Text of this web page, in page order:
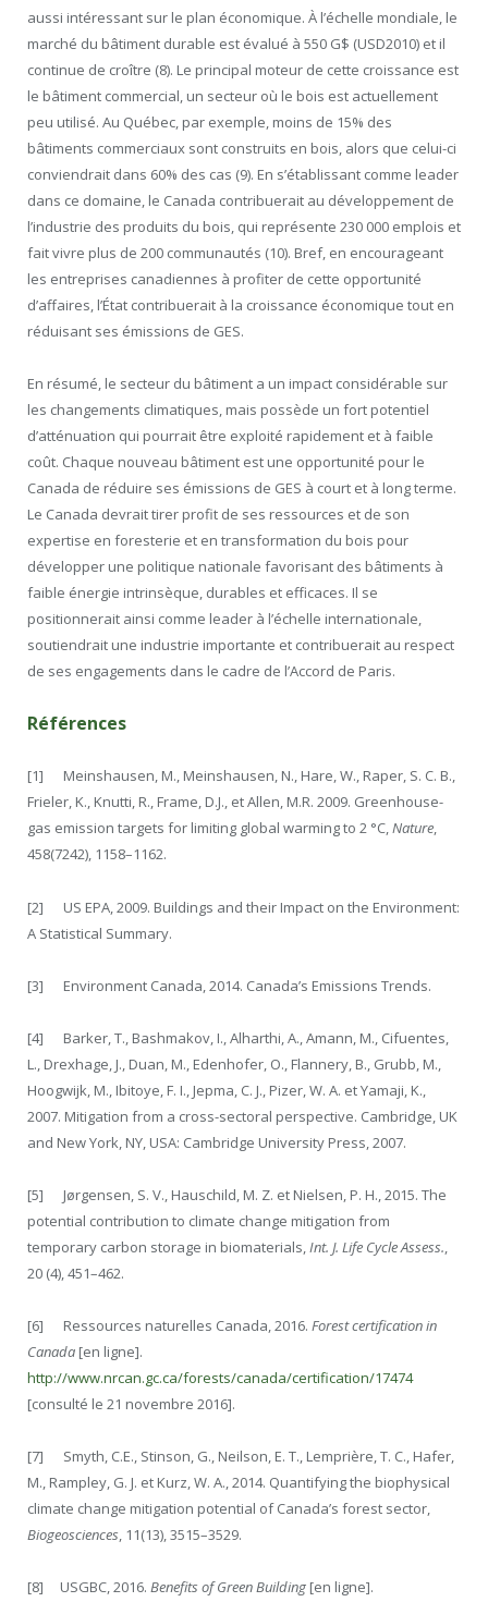
aussi intéressant sur le plan économique. À l’échelle mondiale, le
marché du bâtiment durable est évalué à 550 G$ (USD2010) et il
continue de croître (8). Le principal moteur de cette croissance est
le bâtiment commercial, un secteur où le bois est actuellement
peu utilisé. Au Québec, par exemple, moins de 15% des
bâtiments commerciaux sont construits en bois, alors que celui-ci
conviendrait dans 60% des cas (9). En s’établissant comme leader
dans ce domaine, le Canada contribuerait au développement de
l’industrie des produits du bois, qui représente 230 000 emplois et
fait vivre plus de 200 communautés (10). Bref, en encourageant
les entreprises canadiennes à profiter de cette opportunité
d’affaires, l’État contribuerait à la croissance économique tout en
réduisant ses émissions de GES.
En résumé, le secteur du bâtiment a un impact considérable sur
les changements climatiques, mais possède un fort potentiel
d’atténuation qui pourrait être exploité rapidement et à faible
coût. Chaque nouveau bâtiment est une opportunité pour le
Canada de réduire ses émissions de GES à court et à long terme.
Le Canada devrait tirer profit de ses ressources et de son
expertise en foresterie et en transformation du bois pour
développer une politique nationale favorisant des bâtiments à
faible énergie intrinsèque, durables et efficaces. Il se
positionnerait ainsi comme leader à l’échelle internationale,
soutiendrait une industrie importante et contribuerait au respect
de ses engagements dans le cadre de l’Accord de Paris.
Références
[1] Meinshausen, M., Meinshausen, N., Hare, W., Raper, S. C. B.,
Frieler, K., Knutti, R., Frame, D.J., et Allen, M.R. 2009. Greenhouse-
gas emission targets for limiting global warming to 2 °C,Nature,
458(7242), 1158–1162.
[2] US EPA, 2009. Buildings and their Impact on the Environment:
A Statistical Summary.
[3] Environment Canada, 2014. Canada’s Emissions Trends.
[4] Barker, T., Bashmakov, I., Alharthi, A., Amann, M., Cifuentes,
L., Drexhage, J., Duan, M., Edenhofer, O., Flannery, B., Grubb, M.,
Hoogwijk, M., Ibitoye, F. I., Jepma, C. J., Pizer, W. A. et Yamaji, K.,
2007. Mitigation from a cross-sectoral perspective. Cambridge, UK
and New York, NY, USA: Cambridge University Press, 2007.
[5] Jørgensen, S. V., Hauschild, M. Z. et Nielsen, P. H., 2015. The
potential contribution to climate change mitigation from
temporary carbon storage in biomaterials,Int. J. Life Cycle Assess.,
20 (4), 451–462.
[6] Ressources naturelles Canada, 2016. Forest certification in
Canada [en ligne].
http://www.nrcan.gc.ca/forests/canada/certification/17474
[consulté le 21 novembre 2016].
[7] Smyth, C.E., Stinson, G., Neilson, E. T., Lemprière, T. C., Hafer,
M., Rampley, G. J. et Kurz, W. A., 2014. Quantifying the biophysical
climate change mitigation potential of Canada’s forest sector,
Biogeosciences, 11(13), 3515–3529.
[8] USGBC, 2016. Benefits of Green Building [en ligne].